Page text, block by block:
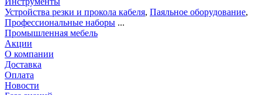
Устройства резки и прокола кабеля, Паяльное оборудование,
Профессиональные наборы ...
Промышленная мебель
Акции
О компании
Доставка
Оплата
Новости